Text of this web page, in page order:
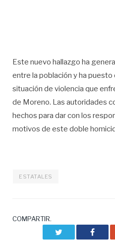
Este nuevo hallazgo ha
entre la población y ha puesto
situación de violencia que
de Moreno. Las autoridades
hechos para dar con los
motivos de este doble
ESTATALES
COMPARTIR.